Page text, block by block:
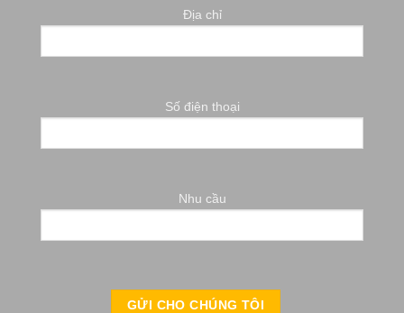
Địa chỉ
Số điện thoại
Nhu cầu